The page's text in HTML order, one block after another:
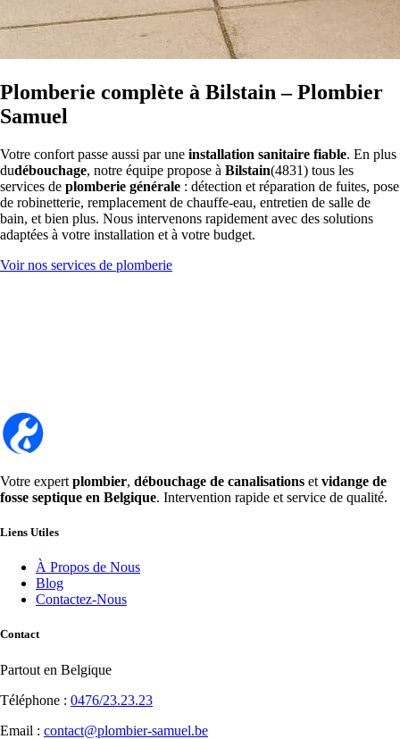
Plomberie complète à Bilstain – Plombier
Samuel
Votre confort passe aussi par une installation sanitaire fiable. En plus
dudébouchage, notre équipe propose à Bilstain(4831) tous les
services de plomberie générale : détection et réparation de fuites, pose
de robinetterie, remplacement de chauffe-eau, entretien de salle de
bain, et bien plus. Nous intervenons rapidement avec des solutions
adaptées à votre installation et à votre budget.
Voir nos services de plomberie
Votre expert plombier, débouchage de canalisations et vidange de
fosse septique en Belgique. Intervention rapide et service de qualité.
Liens Utiles
À Propos de Nous
Blog
Contactez-Nous
Contact
Partout en Belgique
Téléphone : 0476/23.23.23
Email : contact@plombier-samuel.be